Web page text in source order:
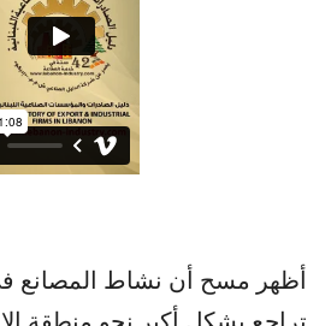
أظهر مسح أن نشاط المصانع